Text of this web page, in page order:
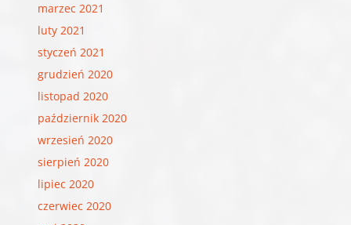
marzec 2021
luty 2021
styczeń 2021
grudzień 2020
listopad 2020
październik 2020
wrzesień 2020
sierpień 2020
lipiec 2020
czerwiec 2020